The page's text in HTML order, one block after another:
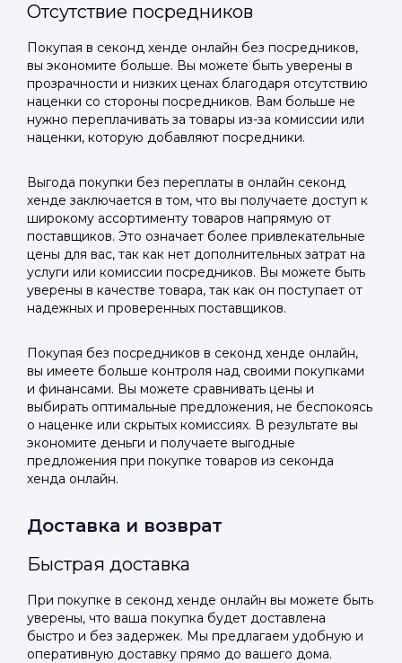
Отсутствие посредников
Покупая в секонд хенде онлайн без посредников,
вы экономите больше. Вы можете быть уверены в
прозрачности и низких ценах благодаря отсутствию
наценки со стороны посредников. Вам больше не
нужно переплачивать за товары из-за комиссии или
наценки, которую добавляют посредники.
Выгода покупки без переплаты в онлайн секонд
хенде заключается в том, что вы получаете доступ к
широкому ассортименту товаров напрямую от
поставщиков. Это означает более привлекательные
цены для вас, так как нет дополнительных затрат на
услуги или комиссии посредников. Вы можете быть
уверены в качестве товара, так как он поступает от
надежных и проверенных поставщиков.
Покупая без посредников в секонд хенде онлайн,
вы имеете больше контроля над своими покупками
и финансами. Вы можете сравнивать цены и
выбирать оптимальные предложения, не беспокоясь
о наценке или скрытых комиссиях. В результате вы
экономите деньги и получаете выгодные
предложения при покупке товаров из секонда
хенда онлайн.
Доставка и возврат
Быстрая доставка
При покупке в секонд хенде онлайн вы можете быть
уверены, что ваша покупка будет доставлена
быстро и без задержек. Мы предлагаем удобную и
оперативную доставку прямо до вашего дома.